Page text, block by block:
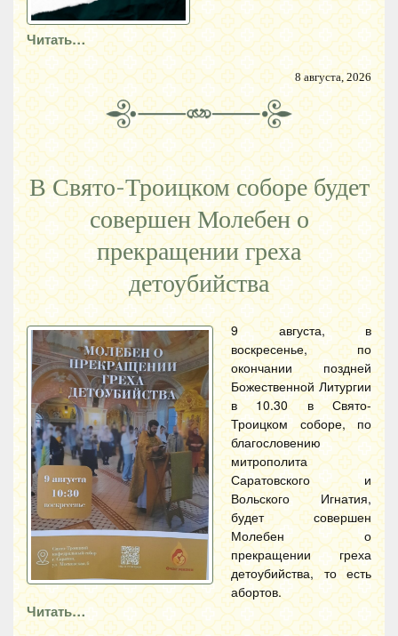
Читать…
8 августа, 2026
В Свято-Троицком соборе будет
совершен Молебен о
прекращении греха
детоубийства
9 августа, в
воскресенье, по
окончании поздней
Божественной Литургии
в 10.30 в Свято-
Троицком соборе, по
благословению
митрополита
Саратовского и
Вольского Игнатия,
будет совершен
Молебен о
прекращении греха
детоубийства, то есть
абортов.
Читать…